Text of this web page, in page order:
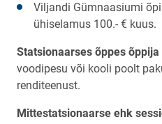
Viljandi Gümnaasiumi
ühiselamus 100.- € kuus.
Statsionaarses õppes õppija
voodipesu või kooli poolt
renditeenust.
Mittestatsionaarse ehk